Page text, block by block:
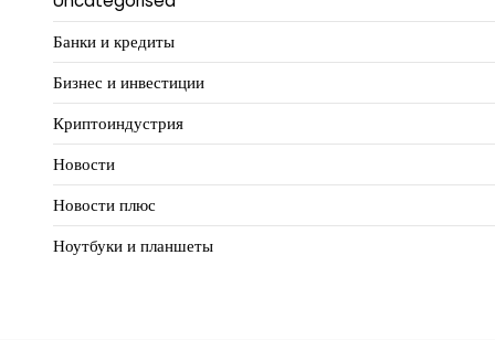
Банки и кредиты
Бизнес и инвестиции
Криптоиндустрия
Новости
Новости плюс
Ноутбуки и планшеты